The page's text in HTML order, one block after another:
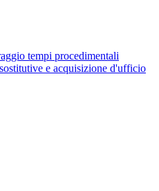
tempi procedimentali
e acquisizione d'ufficio